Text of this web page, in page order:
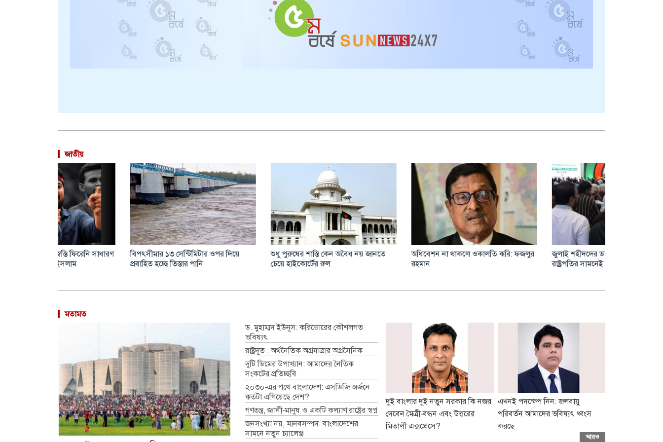
জাতীয়
অধিবেশন না থাকলে ওকালতি করি: ফজলুর
রহমান
জুলাই শহীদদের ডকুমেন্টারি কেন্দ্র করে
রাষ্ট্রপতির সামনেই হট্টগোল
আমার ছেলে কোনোদিন ‘বাবা’ বলে ডাকবে
না: জুলাই শহীদ হৃদয়ের বাবা
ঢাকায় আজ যেসব এলাকায় মার্কেট বন্ধ
মতামত
ড. মুহাম্মদ ইউনূস: করিডোরের কৌশলগত
ভবিষ্যৎ
রাষ্ট্রদূত : অর্থনৈতিক অগ্রযাত্রার অগ্রসৈনিক
দুটি ডিমের উপাখ্যান: আমাদের নৈতিক
সংকটের প্রতিচ্ছবি
২০৩০-এর পথে বাংলাদেশ: এসডিজি অর্জনে
কতটা এগিয়েছে দেশ?
গণতন্ত্র, জ্ঞানী-মানুষ ও একটি কল্যাণ রাষ্ট্রের স্বপ্ন
জনসংখ্যা নয়, মানবসম্পদ: বাংলাদেশের
সামনে নতুন চ্যালেঞ্জ
দুই বাংলার দুই নতুন সরকার কি নজর
দেবেন মৈত্রী-বন্ধন এবং উত্তরের
মিতালী এক্সপ্রেসে?
এখনই পদক্ষেপ নিন: জলবায়ু
পরিবর্তন আমাদের ভবিষ্যৎ ধ্বংস
করছে
আরও